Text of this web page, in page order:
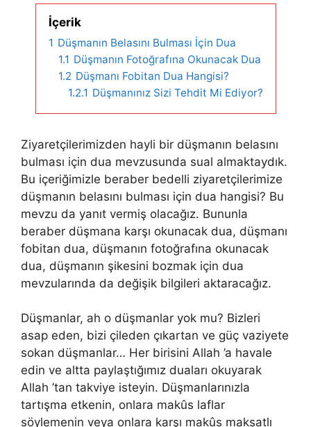
İçerik
1 Düşmanın Belasını Bulması İçin Dua
1.1 Düşmanın Fotoğrafına Okunacak Dua
1.2 Düşmanı Fobitan Dua Hangisi?
1.2.1 Düşmanınız Sizi Tehdit Mi Ediyor?
Ziyaretçilerimizden hayli bir düşmanın belasını
bulması için dua mevzusunda sual almaktaydık.
Bu içeriğimizle beraber bedelli ziyaretçilerimize
düşmanın belasını bulması için dua hangisi? Bu
mevzu da yanıt vermiş olacağız. Bununla
beraber düşmana karşı okunacak dua, düşmanı
fobitan dua, düşmanın fotoğrafına okunacak
dua, düşmanın şikesini bozmak için dua
mevzularında da değişik bilgileri aktaracağız.
Düşmanlar, ah o düşmanlar yok mu? Bizleri
asap eden, bizi çileden çıkartan ve güç vaziyete
sokan düşmanlar… Her birisini Allah ’a havale
edin ve altta paylaştığımız duaları okuyarak
Allah ’tan takviye isteyin. Düşmanlarınızla
tartışma etkenin, onlara makûs laflar
söylemenin veya onlara karşı makûs maksatlı